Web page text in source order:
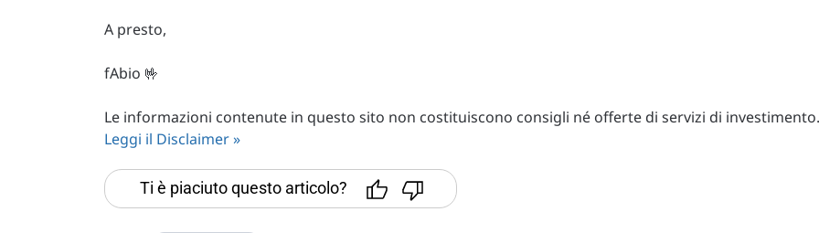
A presto,
fAbio 🤟
Le informazioni contenute in questo sito non costituiscono consigli né offerte di servizi di investimento.
Leggi il Disclaimer »
Ti è piaciuto questo articolo?